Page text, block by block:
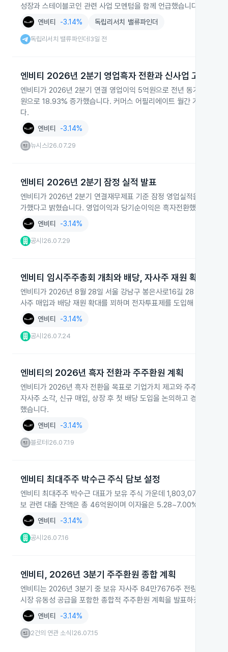
성장과 스테이블코인 관련 사업 모멘텀을 함께 언급했습니다.
엔비티 -3.14% 독립리서치 밸류파인더
독립리서치 밸류파인더 3일 전
엔비티 2026년 2분기 영업흑자 전환과 신사업 고성장
엔비티가 2026년 2분기 연결 영업이익 5억원으로 전년 동기 대비
원으로 18.93% 증가했습니다. 커머스 어필리에이트 월간 거래액이
다.
엔비티 -3.14%
뉴시스 26.07.29
엔비티 2026년 2분기 잠정 실적 발표
엔비티가 2026년 2분기 연결재무제표 기준 잠정 영업실적을 공정
가했다고 밝혔습니다. 영업이익과 당기순이익은 흑자전환했다고 공시
엔비티 -3.14%
공시 26.07.29
엔비티 임시주주총회 개최와 배당, 자사주 재원 확대
엔비티가 2026년 8월 28일 서울 강남구 봉은사로16길 28 베리스페
사주 매입과 배당 재원 확대를 꾀하며 전자투표제를 도입해 주주권 행
엔비티 -3.14%
공시 26.07.24
엔비티의 2026년 흑자 전환과 주주환원 계획
엔비티가 2026년 흑자 전환을 목표로 기업가치 제고와 주주환원 정
자사주 소각, 신규 매입, 상장 후 첫 배당 도입을 논의하고 경영진과
했습니다.
엔비티 -3.14%
블로터 26.07.19
엔비티 최대주주 박수근 주식 담보 설정
엔비티 최대주주 박수근 대표가 보유 주식 가운데 1,803,073주를 기
보 관련 대출 잔액은 총 46억원이며 이자율은 5.28~7.00%로 기재됐
엔비티 -3.14%
공시 26.07.16
엔비티, 2026년 3분기 주주환원 종합 계획
엔비티는 2026년 3분기 중 보유 자사주 84만7676주 전량 소각과
시장 유동성 공급을 포함한 종합적 주주환원 계획을 발표하겠다고 밝
엔비티 -3.14%
2건의 연관 소식 26.07.15